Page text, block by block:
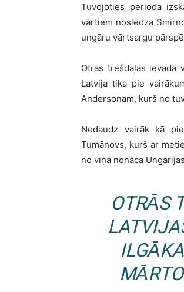
Tuvojoties perioda
vārtiem noslēdza
ungāru vārtsargu
Otrās trešdaļas ievadā
Latvija tika pie
Andersonam, kurš no
Nedaudz vairāk kā
Tumānovs, kurš ar
no viņa nonāca
OTRĀS